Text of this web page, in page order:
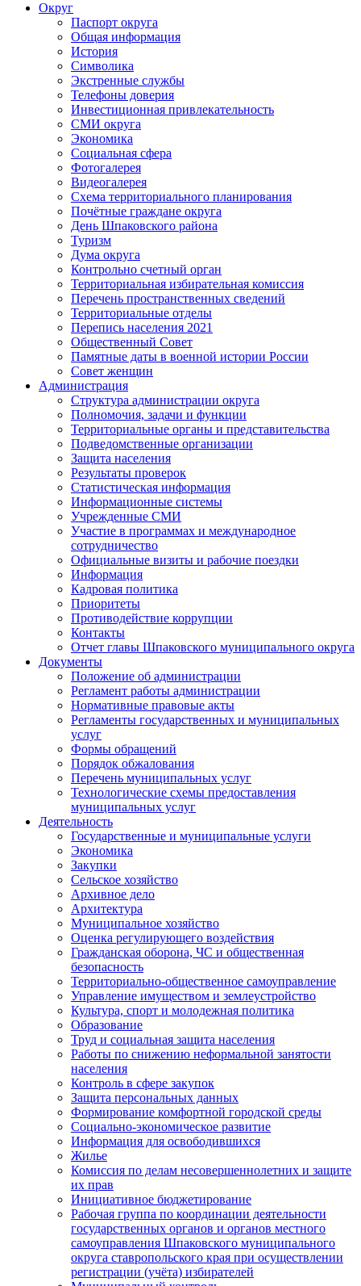
Округ
Паспорт округа
Общая информация
История
Символика
Экстренные службы
Телефоны доверия
Инвестиционная привлекательность
СМИ округа
Экономика
Социальная сфера
Фотогалерея
Видеогалерея
Схема территориального планирования
Почётные граждане округа
День Шпаковского района
Туризм
Дума округа
Контрольно счетный орган
Территориальная избирательная комиссия
Перечень пространственных сведений
Территориальные отделы
Перепись населения 2021
Общественный Совет
Памятные даты в военной истории России
Совет женщин
Администрация
Структура администрации округа
Полномочия, задачи и функции
Территориальные органы и представительства
Подведомственные организации
Защита населения
Результаты проверок
Статистическая информация
Информационные системы
Учрежденные СМИ
Участие в программах и международное
сотрудничество
Официальные визиты и рабочие поездки
Информация
Кадровая политика
Приоритеты
Противодействие коррупции
Контакты
Отчет главы Шпаковского муниципального округа
Документы
Положение об администрации
Регламент работы администрации
Нормативные правовые акты
Регламенты государственных и муниципальных
услуг
Формы обращений
Порядок обжалования
Перечень муниципальных услуг
Технологические схемы предоставления
муниципальных услуг
Деятельность
Государственные и муниципальные услуги
Экономика
Закупки
Сельское хозяйство
Архивное дело
Архитектура
Муниципальное хозяйство
Оценка регулирующего воздействия
Гражданская оборона, ЧС и общественная
безопасность
Территориально-общественное самоуправление
Управление имуществом и землеустройство
Культура, спорт и молодежная политика
Образование
Труд и социальная защита населения
Работы по снижению неформальной занятости
населения
Контроль в сфере закупок
Защита персональных данных
Формирование комфортной городской среды
Социально-экономическое развитие
Информация для освободившихся
Жилье
Комиссия по делам несовершеннолетних и защите
их прав
Инициативное бюджетирование
Рабочая группа по координации деятельности
государственных органов и органов местного
самоуправления Шпаковского муниципального
округа ставропольского края при осуществлении
регистрации (учёта) избирателей